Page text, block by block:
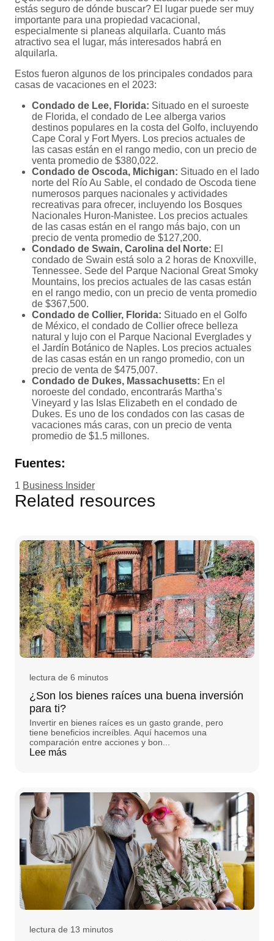
estás seguro de dónde buscar? El lugar puede ser muy
importante para una propiedad vacacional,
especialmente si planeas alquilarla. Cuanto más
atractivo sea el lugar, más interesados habrá en
alquilarla.
Estos fueron algunos de los principales condados para
casas de vacaciones en el 2023:
Condado de Lee, Florida: Situado en el suroeste
de Florida, el condado de Lee alberga varios
destinos populares en la costa del Golfo, incluyendo
Cape Coral y Fort Myers. Los precios actuales de
las casas están en el rango medio, con un precio de
venta promedio de $380,022.
Condado de Oscoda, Michigan: Situado en el lado
norte del Río Au Sable, el condado de Oscoda tiene
numerosos parques nacionales y actividades
recreativas para ofrecer, incluyendo los Bosques
Nacionales Huron-Manistee. Los precios actuales
de las casas están en el rango más bajo, con un
precio de venta promedio de $127,200.
Condado de Swain, Carolina del Norte: El
condado de Swain está solo a 2 horas de Knoxville,
Tennessee. Sede del Parque Nacional Great Smoky
Mountains, los precios actuales de las casas están
en el rango medio, con un precio de venta promedio
de $367,500.
Condado de Collier, Florida: Situado en el Golfo
de México, el condado de Collier ofrece belleza
natural y lujo con el Parque Nacional Everglades y
el Jardín Botánico de Naples. Los precios actuales
de las casas están en un rango promedio, con un
precio de venta de $475,007.
Condado de Dukes, Massachusetts: En el
noroeste del condado, encontrarás Martha’s
Vineyard y las Islas Elizabeth en el condado de
Dukes. Es uno de los condados con las casas de
vacaciones más caras, con un precio de venta
promedio de $1.5 millones.
Fuentes:
1 Business Insider
Related resources
lectura de 6 minutos
¿Son los bienes raíces una buena inversión
para ti?
Invertir en bienes raíces es un gasto grande, pero
tiene beneficios increíbles. Aquí hacemos una
comparación entre acciones y bon...
Lee más
lectura de 13 minutos